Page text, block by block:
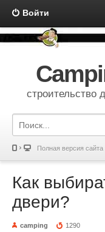
Войти
строительство
Полная версия сайта
Как
двери?
camping 1290